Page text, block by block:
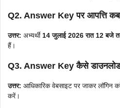
Q2. Answer Key पर आपत्ति
उत्तर: अभ्यर्थी14 जुलाई 2026 रात 12 बजे
हैं।
Q3. Answer Key कैसे
उत्तर: आधिकारिक वेबसाइट पर जाकर
करें।